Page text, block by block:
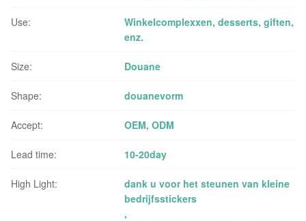
Use:
Winkelcomplexxen, desserts, giften,
enz.
Size: Douane
Shape: douanevorm
Accept: OEM, ODM
Lead time: 10-20day
High Light:
dank u voor het steunen van kleine
bedrijfsstickers
,